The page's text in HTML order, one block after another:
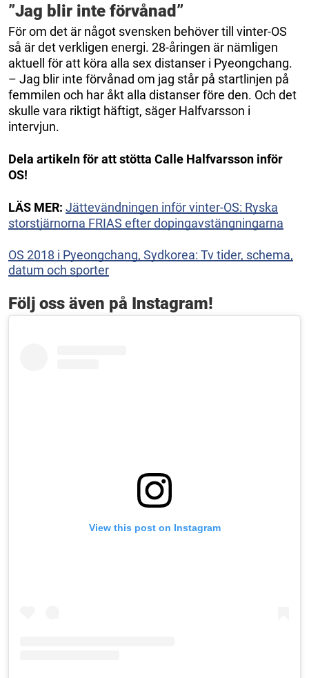
”Jag blir inte förvånad”
För om det är något svensken behöver till vinter-OS
så är det verkligen energi. 28-åringen är nämligen
aktuell för att köra alla sex distanser i Pyeongchang.
– Jag blir inte förvånad om jag står på startlinjen på
femmilen och har åkt alla distanser före den. Och det
skulle vara riktigt häftigt, säger Halfvarsson i
intervjun.
Dela artikeln för att stötta Calle Halfvarsson inför
OS!
LÄS MER: Jättevändningen inför vinter-OS: Ryska
storstjärnorna FRIAS efter dopingavstängningarna
OS 2018 i Pyeongchang, Sydkorea: Tv tider, schema,
datum och sporter
Följ oss även på Instagram!
View this post on Instagram